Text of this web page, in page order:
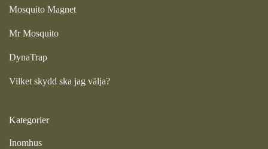
Mosquito Magnet
Mr Mosquito
DynaTrap
Vilket skydd ska jag välja?
Kategorier
Inomhus